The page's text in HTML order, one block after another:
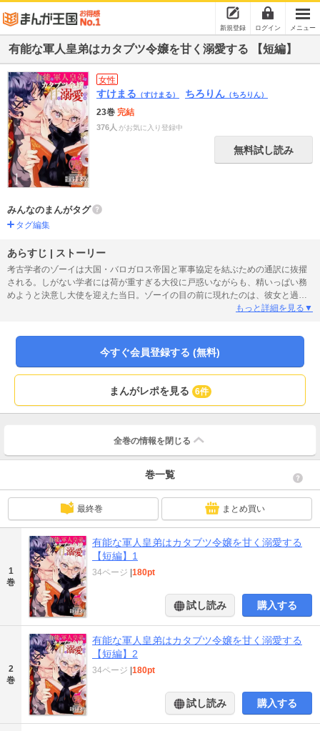
新規登録 ログイン メニュー
有能な軍人皇弟はカタブツ令嬢を甘く溺愛する 【短編】
女性
すけまる （すけまる） ちろりん （ちろりん）
23巻 完結
376人 がお気に入り登録中
無料試し読み
みんなのまんがタグ
タグ編集
あらすじ | ストーリー
考古学者のゾーイは大国・バロガロス帝国と軍事協定を結ぶための通訳に抜擢
される。しがない学者には荷が重すぎる大役に戸惑いながらも、精いっぱい務
めようと決意し大使を迎えた当日。ゾーイの目の前に現れたのは、彼女と過去
もっと詳細を見る▼
今すぐ会員登録する (無料)
まんがレポを見る 6件
全巻の情報を 閉じる
巻一覧
最終巻 まとめ買い
1
巻
有能な軍人皇弟はカタブツ令嬢を甘く溺愛する
【短編】1
34ページ |180pt
試し読み 購入する
2
巻
有能な軍人皇弟はカタブツ令嬢を甘く溺愛する
【短編】2
34ページ |180pt
試し読み 購入する